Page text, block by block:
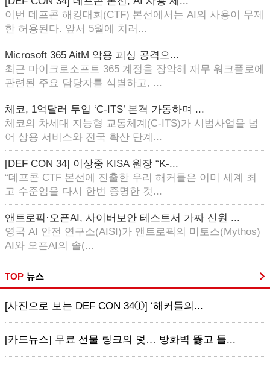
이번 데프콘 해킹대회(CTF) 본선에서는 AI의 사용이 무제
한 허용된다. 앞서 5월에 치러...
Microsoft 365 AitM 악용 피싱 공격으...
최근 마이크로소프트 365 계정을 장악해 재무 워크플로에
관련된 주요 담당자를 식별하고, ...
체코, 1억달러 투입 ‘C-ITS’ 본격 가동하며 ...
체코의 차세대 지능형 교통체계(C-ITS)가 시범사업을 넘
어 상용 서비스와 전국 확산 단계...
[DEF CON 34] 이상중 KISA 원장 “K-...
“데프콘 CTF 본선에 진출한 우리 해커들은 이미 세계 최
고 수준임을 다시 한번 증명한 것...
앤트로픽·오픈AI, 사이버보안 테스트서 가짜 신원 ...
영국 AI 안전 연구소(AISI)가 앤트로픽의 미토스(Mythos)
AI와 오픈AI의 솔(...
TOP 뉴스
[사진으로 보는 DEF CON 34ⓛ] ‘해커들의...
[카드뉴스] 무료 선물 링크의 덫… 방화벽 뚫고 들...